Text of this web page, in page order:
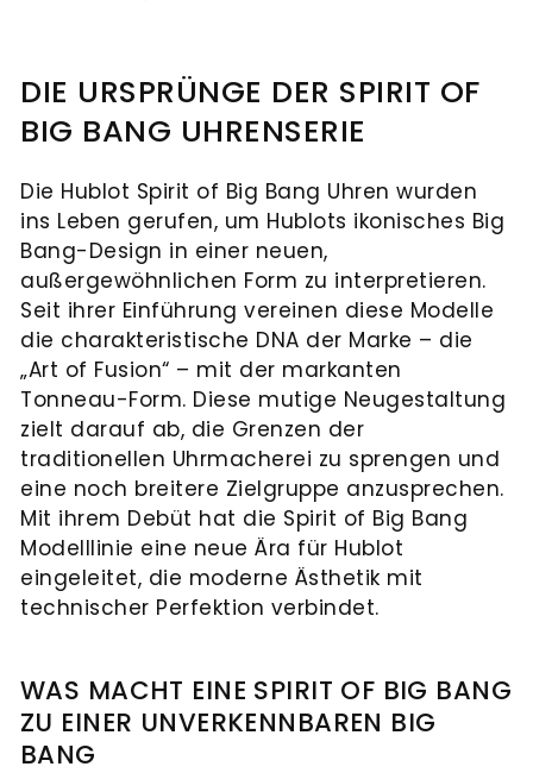
DIE URSPRÜNGE DER SPIRIT OF
BIG BANG UHRENSERIE
Die Hublot Spirit of Big Bang Uhren wurden
ins Leben gerufen, um Hublots ikonisches Big
Bang-Design in einer neuen,
außergewöhnlichen Form zu interpretieren.
Seit ihrer Einführung vereinen diese Modelle
die charakteristische DNA der Marke – die
„Art of Fusion“ – mit der markanten
Tonneau-Form. Diese mutige Neugestaltung
zielt darauf ab, die Grenzen der
traditionellen Uhrmacherei zu sprengen und
eine noch breitere Zielgruppe anzusprechen.
Mit ihrem Debüt hat die Spirit of Big Bang
Modelllinie eine neue Ära für Hublot
eingeleitet, die moderne Ästhetik mit
technischer Perfektion verbindet.
WAS MACHT EINE SPIRIT OF BIG BANG
ZU EINER UNVERKENNBAREN BIG
BANG